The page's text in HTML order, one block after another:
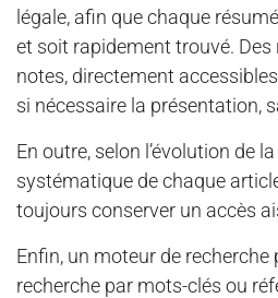
légale, afin que chaque
et soit rapidement trouvé. Des
notes, directement
si nécessaire la présentation,
En outre, selon l’évolution de
systématique de chaque
toujours conserver un accès
Enfin, un moteur de recherche
recherche par mots-clés ou